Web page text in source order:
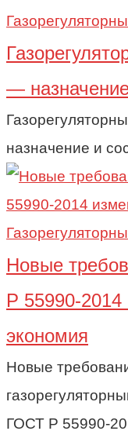
—
назначение и
Новые
Р 55990-
экономия
Новые
ГОСТ Р 55990-